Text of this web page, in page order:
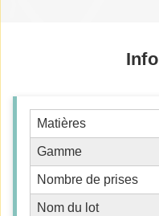
Matières
Gamme
Nombre de prises
Nom du lot